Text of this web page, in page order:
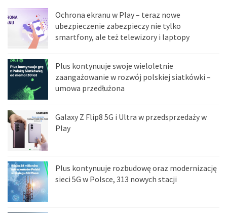
Ochrona ekranu w Play – teraz nowe
ubezpieczenie zabezpieczy nie tylko
smartfony, ale też telewizory i laptopy
Plus kontynuuje swoje wieloletnie
zaangażowanie w rozwój polskiej siatkówki –
umowa przedłużona
Galaxy Z Flip8 5G i Ultra w przedsprzedaży w
Play
Plus kontynuuje rozbudowę oraz modernizację
sieci 5G w Polsce, 313 nowych stacji